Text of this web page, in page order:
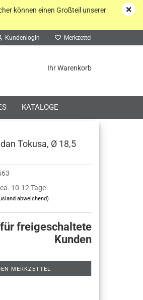
Kundenlogin Merkzettel
Ihr Warenkorb
können einen Großteil unserer
KATALOGE
Tokusa, Ø 18,5
ca. 10-12 Tage
abweichend)
freigeschaltete
Kunden
MERKZETTEL